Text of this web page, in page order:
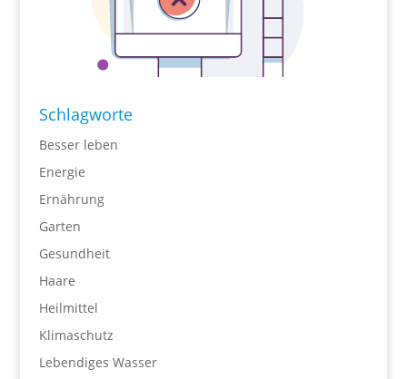
Schlagworte
Besser leben
Energie
Ernährung
Garten
Gesundheit
Haare
Heilmittel
Klimaschutz
Lebendiges Wasser